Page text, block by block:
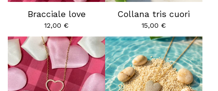
Bracciale love
12,00 €
Collana tris cuori
15,00 €